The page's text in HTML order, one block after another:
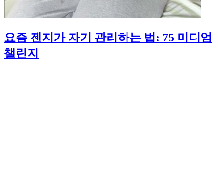
요즘 젠지가 자기 관리하는 법: 75 미디엄
챌린지